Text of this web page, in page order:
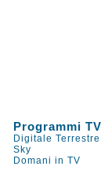
Programmi TV
Digitale Terrestre
Sky
Domani in TV